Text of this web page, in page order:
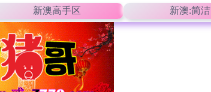
新澳高手区 新澳:简洁